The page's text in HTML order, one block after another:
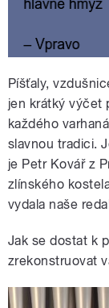
Píšťaly,
jen krátký výčet
každého
slavnou tradici.
je Petr Kovář z
zlínského
vydala naše
Jak se dostat k
zrekonstruovat